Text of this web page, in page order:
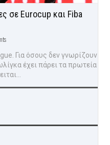
σε Eurocup και Fiba
Για όσους δεν γνωρίζουν
έχει πάρει τα πρωτεία